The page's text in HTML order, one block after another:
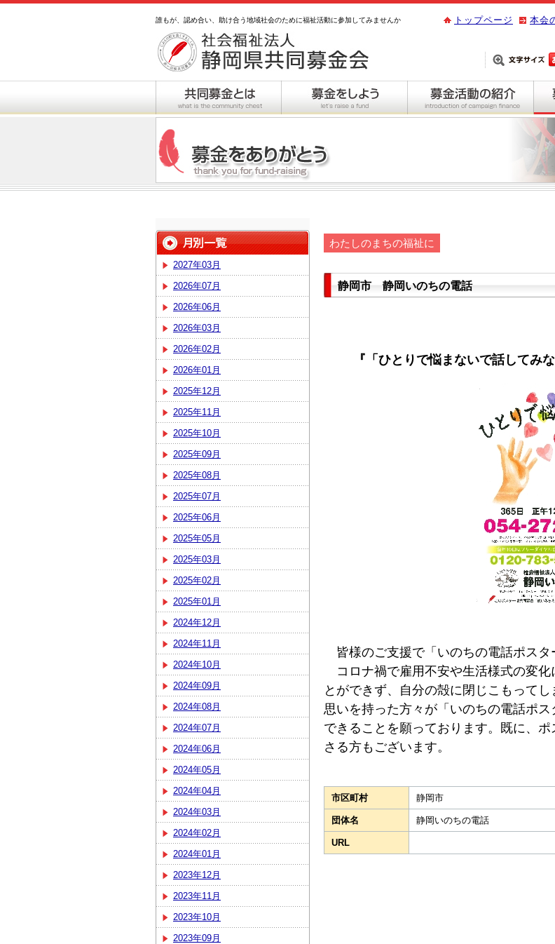
誰もが、認め合い、助け合う地域社会のために福祉活動に参加してみませんか 本会
トップページ
2027年03月
2026年07月
2026年06月
2026年03月
2026年02月
2026年01月
2025年12月
2025年11月
2025年10月
2025年09月
2025年08月
2025年07月
2025年06月
2025年05月
2025年03月
2025年02月
2025年01月
2024年12月
2024年11月
2024年10月
2024年09月
2024年08月
2024年07月
2024年06月
2024年05月
2024年04月
2024年03月
2024年02月
2024年01月
2023年12月
2023年11月
2023年10月
2023年09月
わたしのまちの福祉に
静岡市 静岡いのちの電話
『「ひとりで悩まないで話してみ
皆様のご支援で「いのちの電話ポスタ
コロナ禍で雇用不安や生活様式の変化
とができず、自分の殻に閉じこもって
思いを持った方々が「いのちの電話ポ
できることを願っております。既に、
さる方もございます。
市区町村 静岡市
団体名 静岡いのちの電話
URL